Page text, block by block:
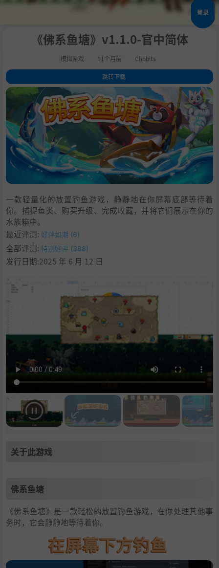
登录
《佛系鱼塘》v1.1.0-官中简体
模拟游戏 11个月前 Chobits
跳转下载
1.关于此游戏
佛系鱼塘
系统需求
4.支持作者
5.学习
一款轻量化的放置钓鱼游戏，静静地在你屏幕底部等待着
你。捕捉鱼类、购买升级、完成收藏，并将它们展示在你的
水族箱中。
最近评测: 好评如潮 (6)
全部评测: 特别好评 (388)
发行日期:2025 年 6 月 12 日
关于此游戏
佛系鱼塘
《佛系鱼塘》是一款轻松的放置钓鱼游戏，在你处理其他事
务时，它会静静地等待着你。